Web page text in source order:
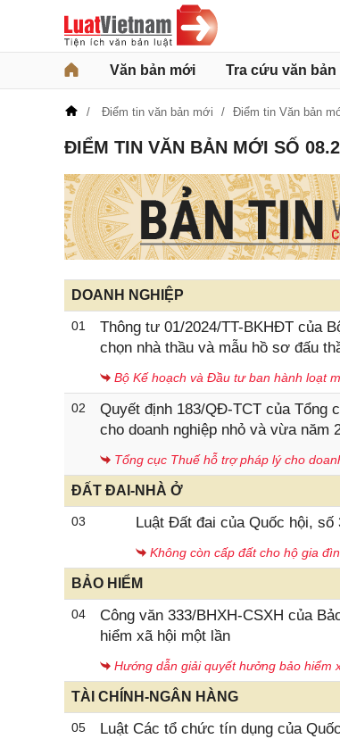
Văn bản mới Tra cứu văn bản
Điểm tin văn bản mới Điểm tin Văn bản
ĐIỂM TIN VĂN BẢN MỚI SỐ
DOANH NGHIỆP
01
Thông tư 01/2024/TT-BKHĐT của
chọn nhà thầu và mẫu hồ sơ đấu
Bộ Kế hoạch và Đầu tư ban hành loạt
02
Quyết định 183/QĐ-TCT của Tổng
cho doanh nghiệp nhỏ và vừa năm
Tổng cục Thuế hỗ trợ pháp lý cho
ĐẤT ĐAI-NHÀ Ở
03 Luật Đất đai của Quốc hội, số
Không còn cấp đất cho hộ gia
BẢO HIỂM
04
Công văn 333/BHXH-CSXH của
hiểm xã hội một lần
Hướng dẫn giải quyết hưởng bảo hiểm
TÀI CHÍNH-NGÂN HÀNG
05 Luật Các tổ chức tín dụng của